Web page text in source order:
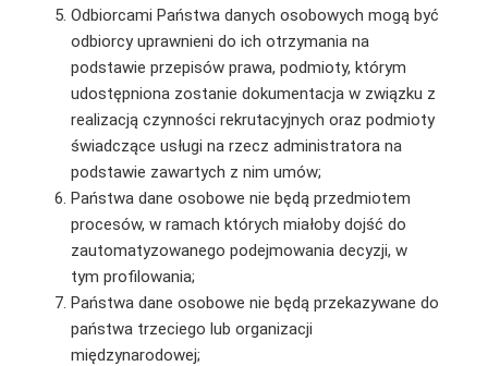
Odbiorcami Państwa danych osobowych mogą być
odbiorcy uprawnieni do ich otrzymania na
podstawie przepisów prawa, podmioty, którym
udostępniona zostanie dokumentacja w związku z
realizacją czynności rekrutacyjnych oraz podmioty
świadczące usługi na rzecz administratora na
podstawie zawartych z nim umów;
Państwa dane osobowe nie będą przedmiotem
procesów, w ramach których miałoby dojść do
zautomatyzowanego podejmowania decyzji, w
tym profilowania;
Państwa dane osobowe nie będą przekazywane do
państwa trzeciego lub organizacji
międzynarodowej;